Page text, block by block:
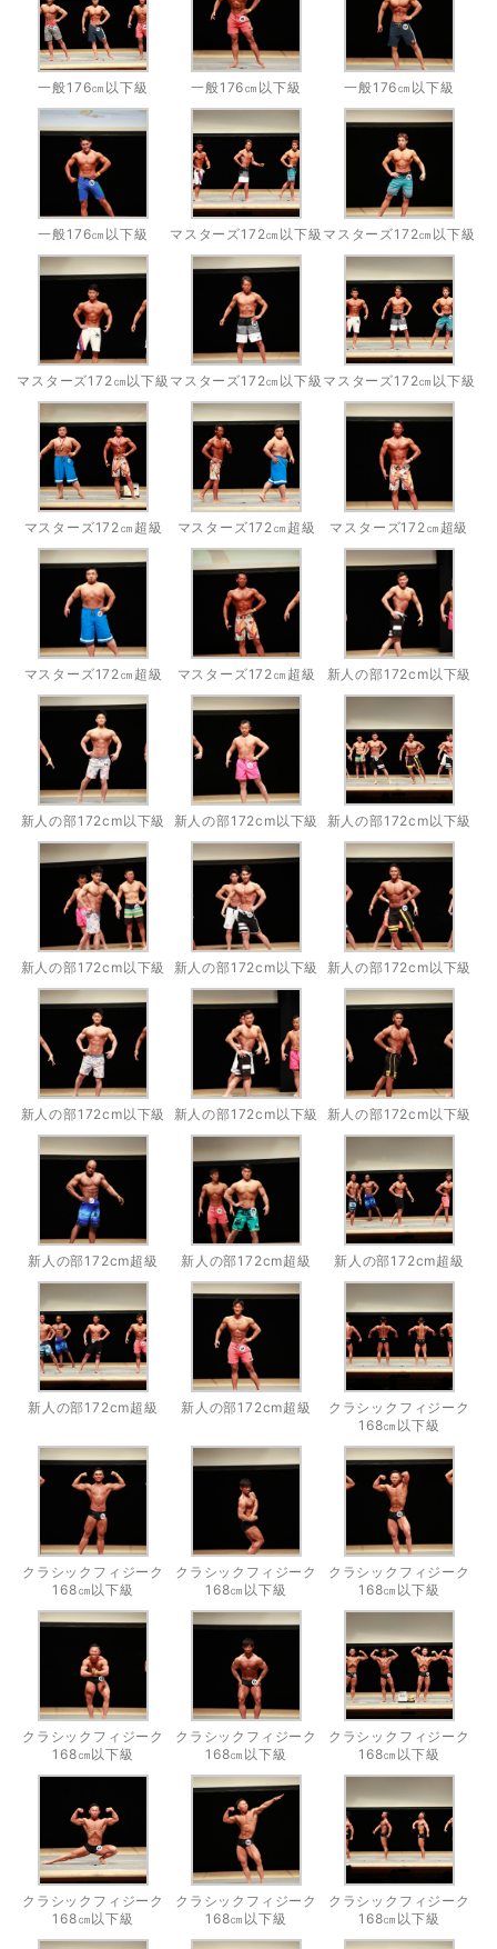
一般176㎝以下級 一般176㎝以下級 一般176㎝以下級
一般176㎝以下級 マスターズ172㎝以下級 マスターズ172㎝以下級
マスターズ172㎝以下級 マスターズ172㎝以下級 マスターズ172㎝以下級
マスターズ172㎝超級 マスターズ172㎝超級 マスターズ172㎝超級
マスターズ172㎝超級 マスターズ172㎝超級 新人の部172cm以下級
新人の部172cm以下級 新人の部172cm以下級 新人の部172cm以下級
新人の部172cm以下級 新人の部172cm以下級 新人の部172cm以下級
新人の部172cm以下級 新人の部172cm以下級 新人の部172cm以下級
新人の部172cm超級 新人の部172cm超級 新人の部172cm超級
新人の部172cm超級 新人の部172cm超級
クラシックフィジーク
168㎝以下級
クラシックフィジーク
168㎝以下級
クラシックフィジーク
168㎝以下級
クラシックフィジーク
168㎝以下級
クラシックフィジーク
168㎝以下級
クラシックフィジーク
168㎝以下級
クラシックフィジーク
168㎝以下級
クラシックフィジーク
168㎝以下級
クラシックフィジーク
168㎝以下級
クラシックフィジーク
168㎝以下級